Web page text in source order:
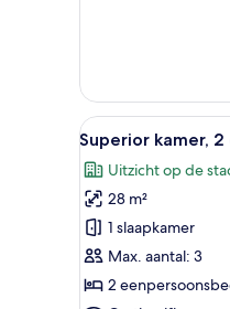
bed
Alle
foto's
voor
Superior
kamer,
2
7
Superior kamer,
Uitzicht op de
28 m²
1 slaapkamer
Max. aantal: 3
2